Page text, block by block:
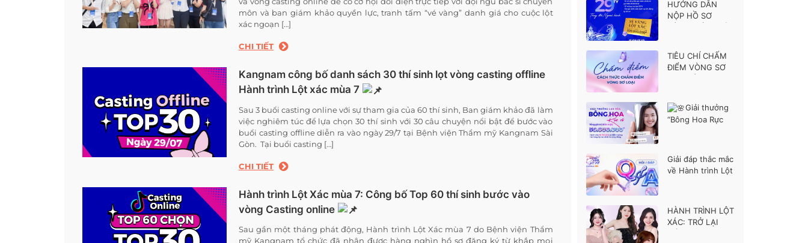
HƯỚNG DẪN
NỘP HỒ SƠ
TIÊU CHÍ CHẤM
ĐIỂM VÒNG SƠ
Giải thưởng
“Bông Hoa Rực
hộ cao nhất
Giải đáp thắc mắc
về Hành trình Lột
HÀNH TRÌNH LỘT
XÁC: TRỞ LẠI
môn và ban giám khảo quyền lực, tranh tấm “vé vàng” danh giá cho cuộc lột
xác ngoạn […]
CHI TIẾT
Kangnam công bố danh sách 30 thí sinh lọt vòng casting offline
Hành trình Lột xác mùa 7
Sau 3 buổi casting online với sự tham gia của 60 thí sinh, Ban giám khảo đã làm
việc nghiêm túc để lựa chọn 30 thí sinh với 30 câu chuyện nổi bật để bước vào
buổi casting offline diễn ra vào ngày 29/7 tại Bệnh viện Thẩm mỹ Kangnam Sài
Gòn. Tại buổi casting […]
CHI TIẾT
Hành trình Lột Xác mùa 7: Công bố Top 60 thí sinh bước vào
vòng Casting online
Sau gần một tháng phát động, Hành trình Lột Xác mùa 7 do Bệnh viện Thẩm
mỹ Kangnam tổ chức đã nhận được hàng nghìn hồ sơ đăng ký từ khắp mọi